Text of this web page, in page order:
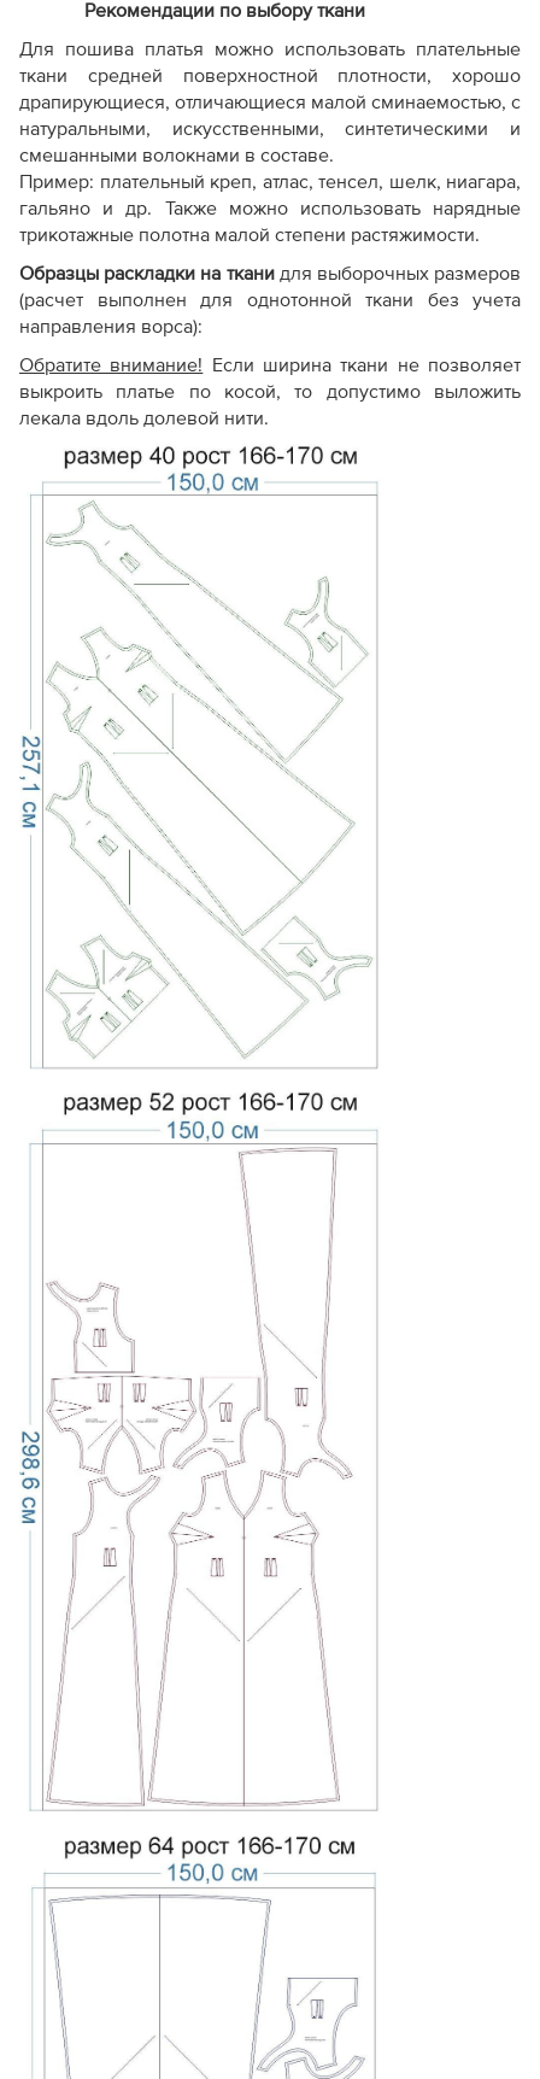
Рекомендации по выбору ткани
Для пошива платья можно использовать плательные
ткани средней поверхностной плотности, хорошо
драпирующиеся, отличающиеся малой сминаемостью, с
натуральными, искусственными, синтетическими и
смешанными волокнами в составе.
Пример: плательный креп, атлас, тенсел, шелк, ниагара,
гальяно и др. Также можно использовать нарядные
трикотажные полотна малой степени растяжимости.
Образцы раскладки на ткани для выборочных размеров
(расчет выполнен для однотонной ткани без учета
направления ворса):
Обратите внимание! Если ширина ткани не позволяет
выкроить платье по косой, то допустимо выложить
лекала вдоль долевой нити.